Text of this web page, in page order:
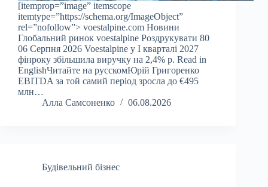
[itemprop=”image” itemscope
itemtype=”https://schema.org/ImageObject”
rel=”nofollow”> voestalpine.com Новини
Глобальний ринок voestalpine Роздрукувати 80
06 Серпня 2026 Voestalpine у І кварталі 2027
фінроку збільшила виручку на 2,4% р. Read in
EnglishЧитайте на русскомЮрій Григоренко
EBITDA за той самий період зросла до €495
млн…
Алла Самсоненко
06.08.2026
Будівельний бізнес